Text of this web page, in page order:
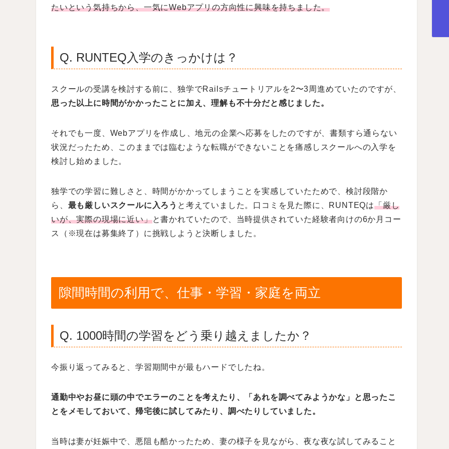
たいという気持ちから、一気にWebアプリの方向性に興味を持ちました。
Q. RUNTEQ入学のきっかけは？
スクールの受講を検討する前に、独学でRailsチュートリアルを2〜3周進めていたのですが、
思った以上に時間がかかったことに加え、理解も不十分だと感じました。
それでも一度、Webアプリを作成し、地元の企業へ応募をしたのですが、書類すら通らない
状況だったため、このままでは臨むような転職ができないことを痛感しスクールへの入学を
検討し始めました。
独学での学習に難しさと、時間がかかってしまうことを実感していたためで、検討段階か
ら、 最も厳しいスクールに入ろう と考えていました。口コミを見た際に、RUNTEQは「厳し
いが、実際の現場に近い」と書かれていたので、当時提供されていた経験者向けの6か月コー
ス（※現在は募集終了）に挑戦しようと決断しました。
隙間時間の利用で、仕事・学習・家庭を両立
Q. 1000時間の学習をどう乗り越えましたか？
今振り返ってみると、学習期間中が最もハードでしたね。
通勤中やお昼に頭の中でエラーのことを考えたり、「あれを調べてみようかな」と思ったこ
とをメモしておいて、帰宅後に試してみたり、調べたりしていました。
当時は妻が妊娠中で、悪阻も酷かったため、妻の様子を見ながら、夜な夜な試してみること